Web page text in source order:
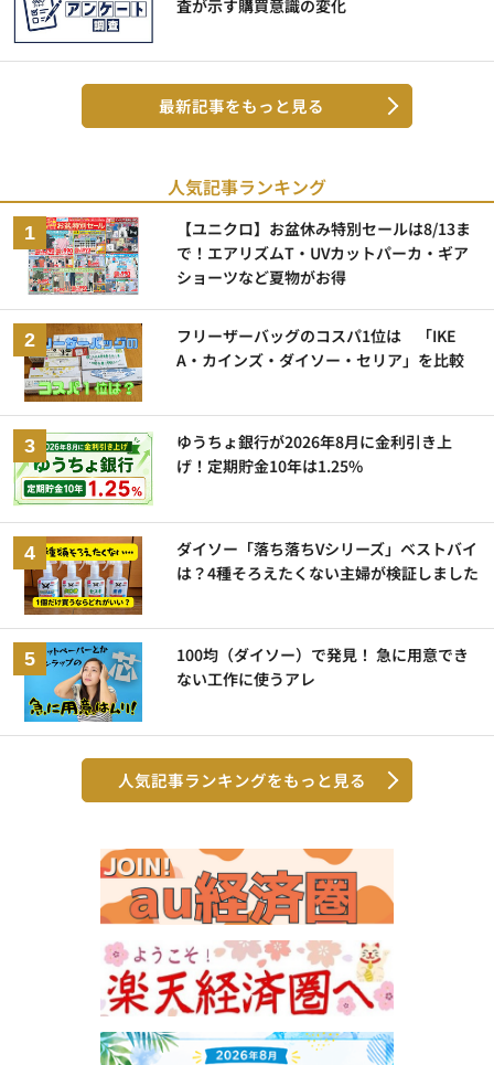
査が示す購買意識の変化
最新記事をもっと見る
人気記事ランキング
【ユニクロ】お盆休み特別セールは8/13ま
で！エアリズムT・UVカットパーカ・ギア
ショーツなど夏物がお得
フリーザーバッグのコスパ1位は 「IKE
A・カインズ・ダイソー・セリア」を比較
ゆうちょ銀行が2026年8月に金利引き上
げ！定期貯金10年は1.25%
ダイソー「落ち落ちVシリーズ」ベストバイ
は？4種そろえたくない主婦が検証しました
100均（ダイソー）で発見！ 急に用意でき
ない工作に使うアレ
人気記事ランキングをもっと見る